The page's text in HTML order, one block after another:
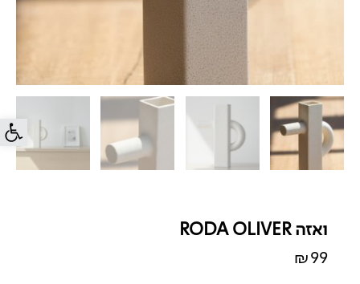
פתח
ואזה RODA OLIVER
₪99